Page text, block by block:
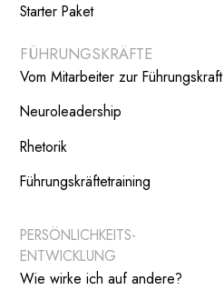
Starter Paket
FÜHRUNGSKRÄFTE
Vom Mitarbeiter zur Führungskraft
Neuroleadership
Rhetorik
Führungskräftetraining
PERSÖNLICHKEITS-
ENTWICKLUNG
Wie wirke ich auf andere?